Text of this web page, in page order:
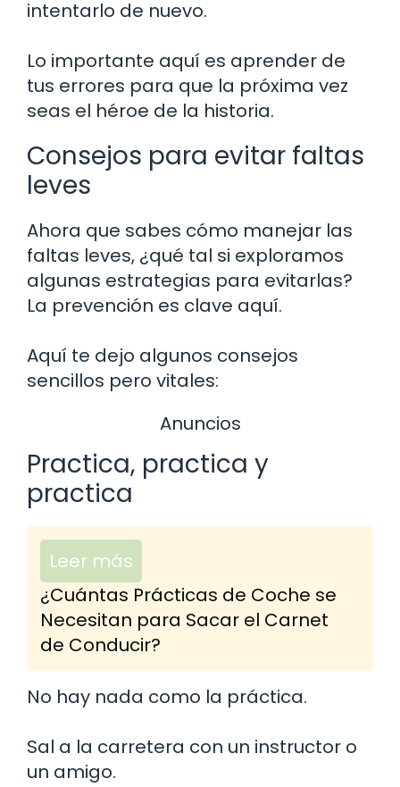
intentarlo de nuevo.
Lo importante aquí es aprender de
tus errores para que la próxima vez
seas el héroe de la historia.
Consejos para evitar faltas
leves
Ahora que sabes cómo manejar las
faltas leves, ¿qué tal si exploramos
algunas estrategias para evitarlas?
La prevención es clave aquí.
Aquí te dejo algunos consejos
sencillos pero vitales:
Anuncios
Practica, practica y
practica
Leer más
¿Cuántas Prácticas de Coche se
Necesitan para Sacar el Carnet
de Conducir?
No hay nada como la práctica.
Sal a la carretera con un instructor o
un amigo.